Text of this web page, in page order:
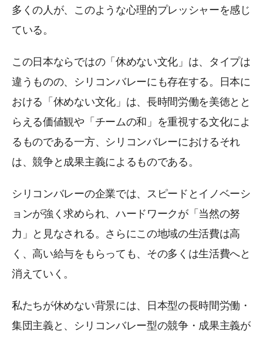
多くの人が、このような心理的プレッシャーを感じ
ている。
この日本ならではの「休めない文化」は、タイプは
違うものの、シリコンバレーにも存在する。日本に
おける「休めない文化」は、長時間労働を美徳とと
らえる価値観や「チームの和」を重視する文化によ
るものである一方、シリコンバレーにおけるそれ
は、競争と成果主義によるものである。
シリコンバレーの企業では、スピードとイノベーシ
ョンが強く求められ、ハードワークが「当然の努
力」と見なされる。さらにこの地域の生活費は高
く、高い給与をもらっても、その多くは生活費へと
消えていく。
私たちが休めない背景には、日本型の長時間労働・
集団主義と、シリコンバレー型の競争・成果主義が